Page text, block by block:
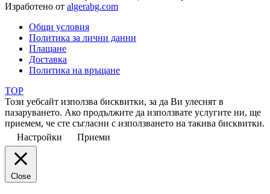
Изработено от algerabg.com
Общи условия
Политика за лични данни
Плащане
Доставка
Политика на връщане
TOP
Този уебсайт използва бисквитки, за да Ви улеснят в
пазаруването. Ако продължите да използвате услугите ни, ще
приемем, че сте съгласни с използването на такива бисквитки.
Настройки
Приеми
Close